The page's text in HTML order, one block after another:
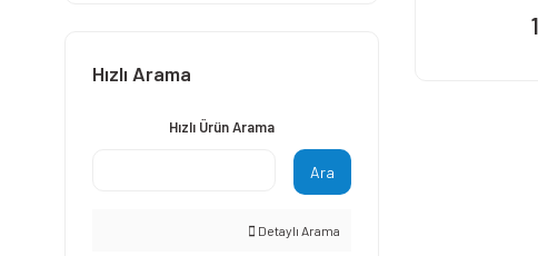
Hızlı Arama
Hızlı Ürün Arama
Ara
Detaylı Arama